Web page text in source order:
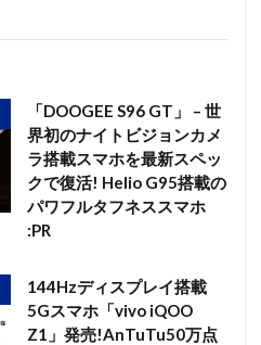
「DOOGEE S96 GT」 – 世
界初のナイトビジョンカメ
ラ搭載スマホを最新スペッ
クで復活! Helio G95搭載の
パワフルタフネススマホ
:PR
144Hzディスプレイ搭載
5Gスマホ「vivo iQOO
Z1」発売!AnTuTu50万点